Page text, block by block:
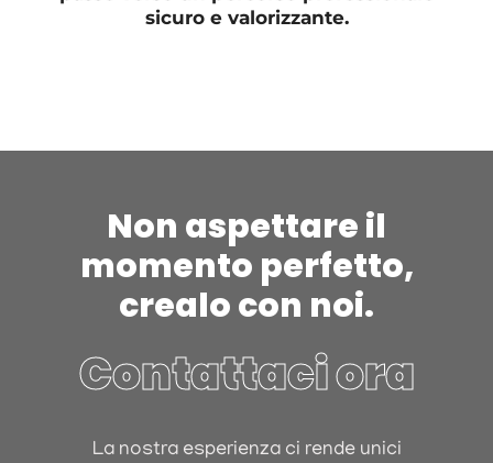
sicuro e valorizzante.
Non aspettare il
momento perfetto,
crealo con noi.
Contattaci ora
La nostra esperienza ci rende unici